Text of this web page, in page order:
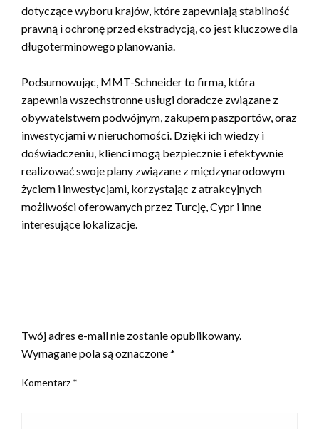
dotyczące wyboru krajów, które zapewniają stabilność
prawną i ochronę przed ekstradycją, co jest kluczowe dla
długoterminowego planowania.
Podsumowując, MMT-Schneider to firma, która
zapewnia wszechstronne usługi doradcze związane z
obywatelstwem podwójnym, zakupem paszportów, oraz
inwestycjami w nieruchomości. Dzięki ich wiedzy i
doświadczeniu, klienci mogą bezpiecznie i efektywnie
realizować swoje plany związane z międzynarodowym
życiem i inwestycjami, korzystając z atrakcyjnych
możliwości oferowanych przez Turcję, Cypr i inne
interesujące lokalizacje.
Twój adres e-mail nie zostanie opublikowany.
Wymagane pola są oznaczone*
Komentarz *